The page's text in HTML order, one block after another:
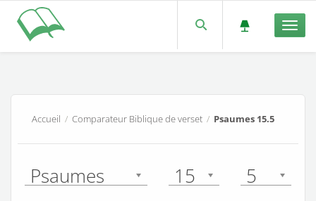
Accueil /Comparateur Biblique de verset / Psaumes 15.5
Psaumes 15 5